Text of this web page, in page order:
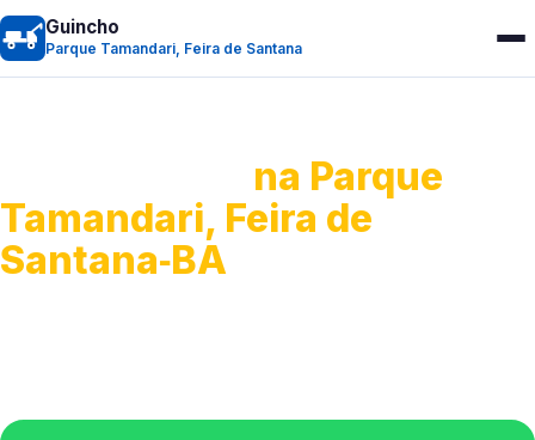
Guincho
Parque Tamandari, Feira de Santana
na Parque
Tamandari, Feira de
Santana‑BA